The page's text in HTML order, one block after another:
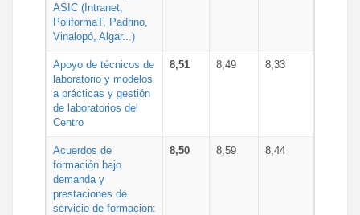
ASIC (Intranet,
PoliformaT, Padrino,
Vinalopó, Algar...)
Apoyo de técnicos de
laboratorio y modelos
a prácticas y gestión
de laboratorios del
Centro
8,51 8,49 8,33
Acuerdos de
formación bajo
demanda y
prestaciones de
servicio de formación:
8,50 8,59 8,44